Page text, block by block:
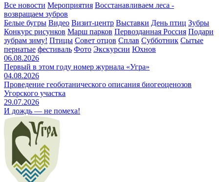
Все новости Мероприятия Восстанавливаем леса -
возвращаем зубров
Белые бугры Видео Визит-центр Выставки День птиц Зубры
Конкурс рисунков Марш парков Первозданная Россия Подари
зубрам зиму! Птицы Совет отцов Сплав Субботник Сытые
пернатые фестиваль Фото Экскурсии Юхнов
06.08.2026
Первый в этом году номер журнала «Угра»
04.08.2026
Проведение геоботанического описания биогеоценозов
Угорского участка
29.07.2026
И дождь — не помеха!